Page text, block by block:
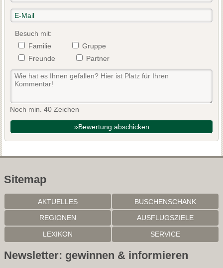
Besuch mit:
Familie
Gruppe
Freunde
Partner
Noch min. 40 Zeichen
»Bewertung abschicken
Sitemap
AKTUELLES BUSCHENSCHANK
REGIONEN AUSFLUGSZIELE
LEXIKON SERVICE
Newsletter: gewinnen & informieren